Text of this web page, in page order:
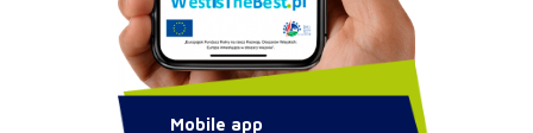
Mobile app